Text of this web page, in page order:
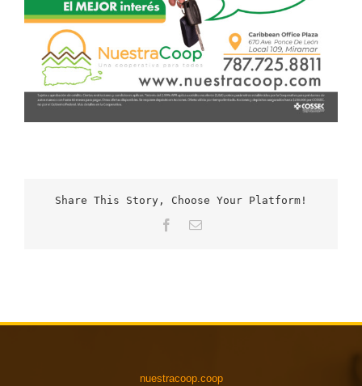
Share This Story, Choose Your Platform!
Facebook
Email
nuestracoop.coop